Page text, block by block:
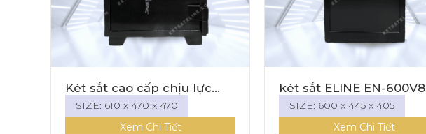
Két sắt cao cấp chịu lực
Eline EN-69E (điện tử tròn-
led)
SIZE: 610 x 470 x 470
Xem Chi Tiết
két sắt ELINE EN-600V8
Khóa kết nối được với dt
SIZE: 600 x 445 x 405
Xem Chi Tiết